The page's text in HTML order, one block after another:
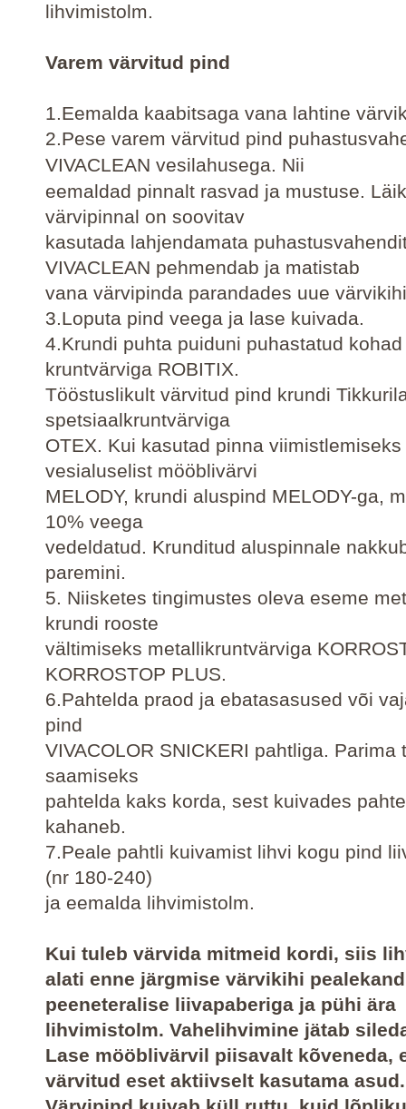
lihvimistolm.
Varem värvitud pind
1.Eemalda kaabitsaga vana lahtine
2.Pese varem värvitud pind
VIVACLEAN vesilahusega. Nii
eemaldad pinnalt rasvad ja mustuse.
värvipinnal on soovitav
kasutada lahjendamata
VIVACLEAN pehmendab ja matistab
vana värvipinda parandades uue
3.Loputa pind veega ja lase kuivada.
4.Krundi puhta puiduni puhastatud kohad
kruntvärviga ROBITIX.
Tööstuslikult värvitud pind krundi
spetsiaalkruntvärviga
OTEX. Kui kasutad pinna viimistlemiseks
vesialuselist mööblivärvi
MELODY, krundi aluspind MELODY-ga,
10% veega
vedeldatud. Krunditud aluspinnale
paremini.
5. Niisketes tingimustes oleva eseme
krundi rooste
vältimiseks metallikruntvärviga
KORROSTOP PLUS.
6.Pahtelda praod ja ebatasasused või
pind
VIVACOLOR SNICKERI pahtliga. Parima
saamiseks
pahtelda kaks korda, sest kuivades
kahaneb.
7.Peale pahtli kuivamist lihvi kogu pind
(nr 180-240)
ja eemalda lihvimistolm.
Kui tuleb värvida mitmeid kordi, siis
alati enne järgmise värvikihi
peeneteralise liivapaberiga ja pühi ära
lihvimistolm. Vahelihvimine jätab
Lase mööblivärvil piisavalt kõveneda,
värvitud eset aktiivselt kasutama asud.